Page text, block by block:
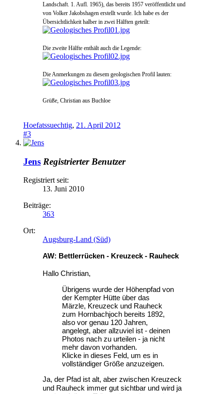
Landschaft. 1. Aufl. 1965), das bereits 1957 veröffentlicht und
von Volker Jakobshagen erstellt wurde. Ich habe es der
Übersichtlichkeit halber in zwei Hälften geteilt:
Die zweite Hälfte enthält auch die Legende:
Die Anmerkungen zu diesem geologischen Profil lauten:
Grüße, Christian aus Buchloe
Hoefatssuechtig, 21. April 2012
#3
Jens Registrierter Benutzer
Registriert seit:
13. Juni 2010
Beiträge:
363
Ort:
Augsburg-Land (Süd)
AW: Bettlerrücken - Kreuzeck - Rauheck
Hallo Christian,
Übrigens wurde der Höhenpfad von
der Kempter Hütte über das
Märzle, Kreuzeck und Rauheck
zum Hornbachjoch bereits 1892,
also vor genau 120 Jahren,
angelegt, aber allzuviel ist - deinen
Photos nach zu urteilen - ja nicht
mehr davon vorhanden.
Klicke in dieses Feld, um es in
vollständiger Größe anzuzeigen.
Ja, der Pfad ist alt, aber zwischen Kreuzeck
und Rauheck immer gut sichtbar und wird ja